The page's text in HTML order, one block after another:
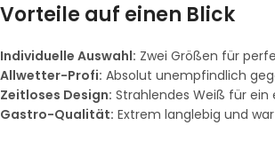
Vorteile auf einen Blick
Individuelle Auswahl: Zwei Größen für
Allwetter-Profi: Absolut unempfindlich
Zeitloses Design: Strahlendes Weiß für ein
Gastro-Qualität: Extrem langlebig und